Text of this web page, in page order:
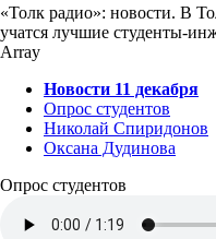
«Толк радио»: новости. В
учатся лучшие студенты-
Array
Новости 11 декабря
Опрос студентов
Николай Спиридонов
Оксана Дудинова
Опрос студентов